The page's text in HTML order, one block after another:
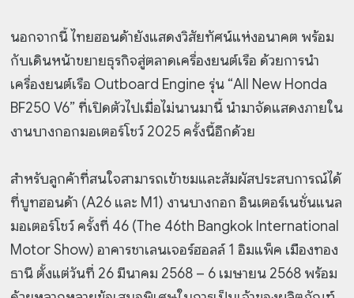
นอกจากนี้ ไทยฮอนด้ายังแสดงวิสัยทัศน์แห่งอนาคต พร้อม
กับเดินหน้าขยายธุรกิจสู่ตลาดเครื่องยนต์เรือ ด้วยการนำ
เครื่องยนต์เรือ Outboard Engine รุ่น “All New Honda
BF250 V6” ที่เปิดตัวไปเมื่อไม่นานมานี้ นำมาจัดแสดงภายใน
งานบางกอกมอเตอร์โชว์ 2025 ครั้งนี้อีกด้วย
สำหรับลูกค้าที่สนใจสามารถเข้าชมและสัมผัสประสบการณ์ได้
ที่บูทฮอนด้า (A26 และ M1) งานบางกอก อินเตอร์เนชั่นแนล
มอเตอร์โชว์ ครั้งที่ 46 (The 46th Bangkok International
Motor Show) อาคารชาเลนเจอร์ฮอลล์ 1 อิมแพ็ค เมืองทอง
ธานี ตั้งแต่วันที่ 26 มีนาคม 2568 – 6 เมษายน 2568 พร้อม